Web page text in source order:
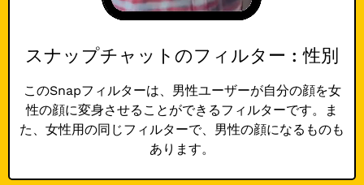
スナップチャットのフィルター : 性別
このSnapフィルターは、男性ユーザーが自分の顔を女
性の顔に変身させることができるフィルターです。ま
た、女性用の同じフィルターで、男性の顔になるものも
あります。